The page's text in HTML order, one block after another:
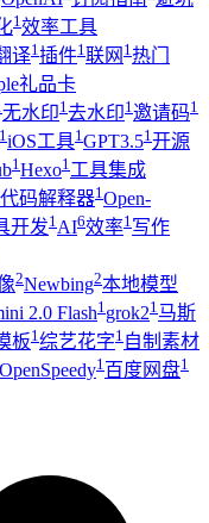
1 效率工具
译1 插件1 联网 1 热门
礼品卡
无水印1 去水印1 邀请码1
1 iOS工具1 GPT3.51 开源
1 Hexo1 工具集成
码解释器1 Open-
开发1 AI6效率1 写作
2Newbing2本地模型
2.0 Flash1 grok21 马斯
板1 综艺花字1 自制素材
OpenSpeedy1 百度网盘1